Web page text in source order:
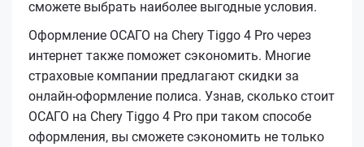
сможете выбрать наиболее выгодные условия.
Оформление ОСАГО на Chery Tiggo 4 Pro через
интернет также поможет сэкономить. Многие
страховые компании предлагают скидки за
онлайн-оформление полиса. Узнав, сколько стоит
ОСАГО на Chery Tiggo 4 Pro при таком способе
оформления, вы сможете сэкономить не только